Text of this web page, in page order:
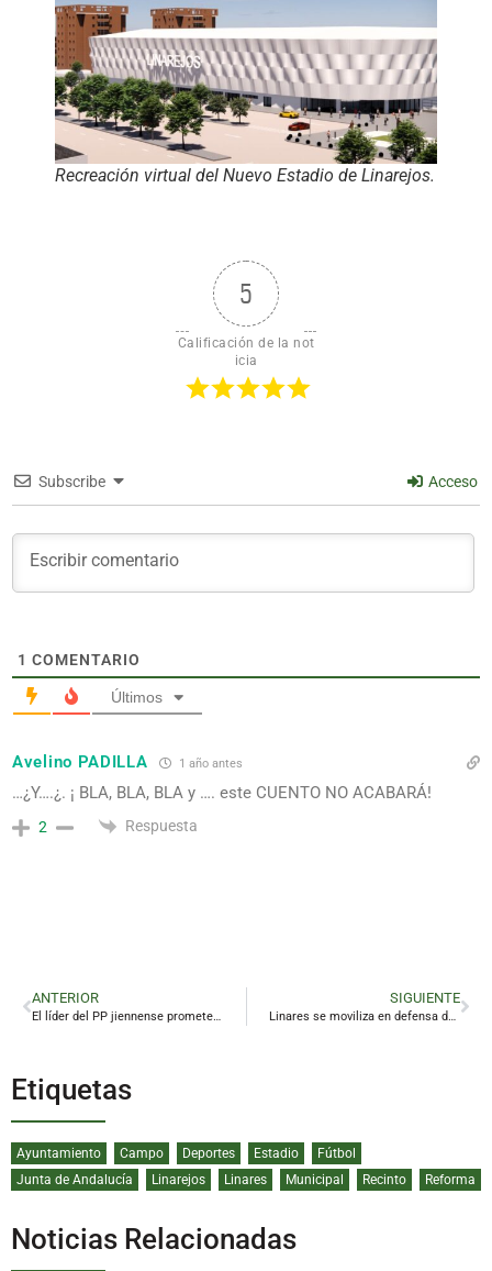
Recreación virtual del Nuevo Estadio de Linarejos.
5
Calificación de la not
icia
Subscribe Acceso
1 COMENTARIO
Últimos
Avelino PADILLA 1 año antes
…¿Y….¿. ¡ BLA, BLA, BLA y …. este CUENTO NO ACABARÁ!
2 Respuesta
ANTERIOR
El líder del PP jiennense promete «seguir defendiendo» el municipalismo
SIGUIENTE
Linares se moviliza en defensa de la educación pública
Etiquetas
Ayuntamiento Campo Deportes Estadio
Fútbol
Junta de Andalucía
Linarejos Linares Municipal Recinto Reforma
Noticias Relacionadas